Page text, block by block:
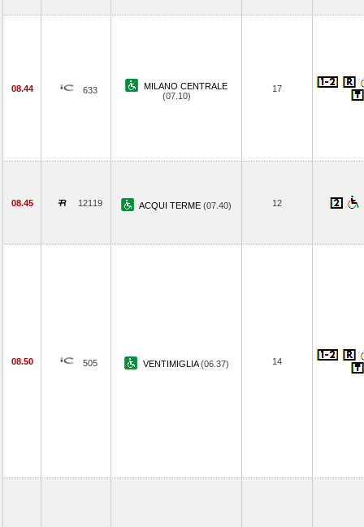
08.44 633
MILANO CENTRALE
(07.10)
17
08.45 12119 ACQUI TERME (07.40) 12
08.50 505 VENTIMIGLIA(06.37) 14